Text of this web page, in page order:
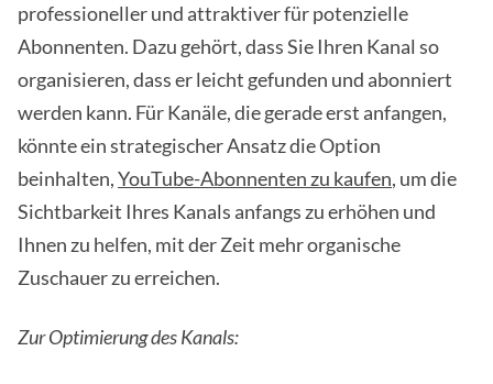
professioneller und attraktiver für potenzielle
Abonnenten. Dazu gehört, dass Sie Ihren Kanal so
organisieren, dass er leicht gefunden und abonniert
werden kann. Für Kanäle, die gerade erst anfangen,
könnte ein strategischer Ansatz die Option
beinhalten,YouTube-Abonnenten zu kaufen, um die
Sichtbarkeit Ihres Kanals anfangs zu erhöhen und
Ihnen zu helfen, mit der Zeit mehr organische
Zuschauer zu erreichen.
Zur Optimierung des Kanals: